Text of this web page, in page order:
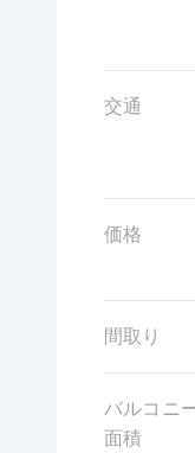
・東京
・ＪＲ中
現在空
お気軽
交通
価格
間取り
バルコニ
面積